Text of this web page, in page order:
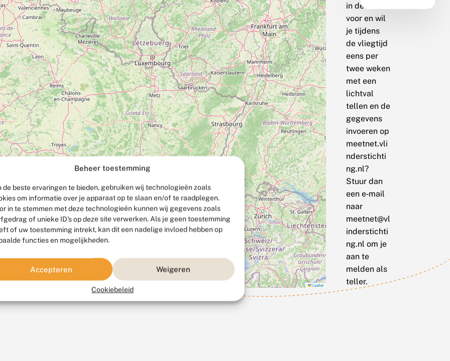
Beheer toestemming
de beste ervaringen te bieden, gebruiken wij technologieën zoals
om informatie over je apparaat op te slaan en/of te raadplegen.
in te stemmen met deze technologieën kunnen wij gegevens zoals
of unieke ID's op deze site verwerken. Als je geen toestemming
of uw toestemming intrekt, kan dit een nadelige invloed hebben op
functies en mogelijkheden.
Accepteren Weigeren
Cookiebeleid
Leaflet
in de buurt
voor en wil
je tijdens
de vliegtijd
eens per
twee weken
met een
lichtval
tellen en de
gegevens
invoeren op
meetnet.vli
nderstichti
ng.nl?
Stuur dan
een e‑mail
naar
meetnet@vl
inderstichti
ng.nl om je
aan te
melden als
teller.